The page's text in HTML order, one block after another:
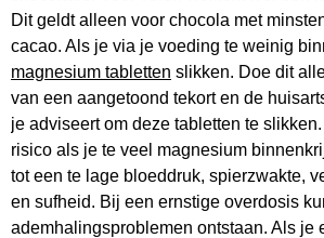
Dit geldt alleen voor chocola met
cacao. Als je via je voeding te weinig
magnesium tabletten slikken. Doe dit
van een aangetoond tekort en de
je adviseert om deze tabletten te
risico als je te veel magnesium
tot een te lage bloeddruk, spierzwakte,
en sufheid. Bij een ernstige overdosis
ademhalingsproblemen ontstaan. Als je